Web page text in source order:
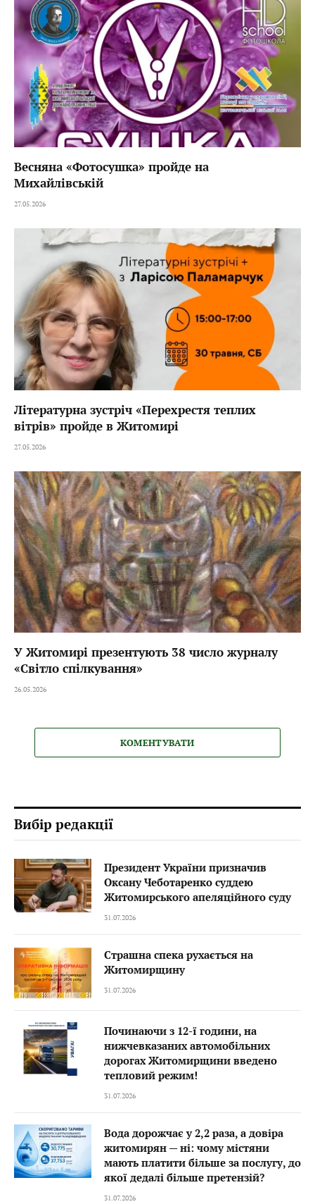
Весняна «Фотосушка» пройде на
Михайлівській
27.05.2026
Літературна зустріч «Перехрестя теплих
вітрів» пройде в Житомирі
27.05.2026
У Житомирі презентують 38 число журналу
«Світло спілкування»
26.05.2026
КОМЕНТУВАТИ
Вибір редакції
Президент України призначив
Оксану Чеботаренко суддею
Житомирського апеляційного суду
31.07.2026
Страшна спека рухається на
Житомирщину
31.07.2026
Починаючи з 12-ї години, на
нижчевказаних автомобільних
дорогах Житомирщини введено
тепловий режим!
31.07.2026
Вода дорожчає у 2,2 раза, а довіра
житомирян — ні: чому містяни
мають платити більше за послугу, до
якої дедалі більше претензій?
31.07.2026